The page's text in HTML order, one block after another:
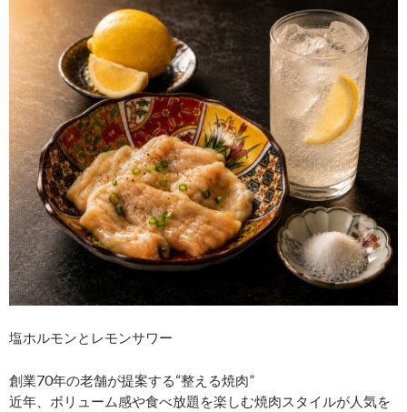
塩ホルモンとレモンサワー
創業70年の老舗が提案する“整える焼肉”
近年、ボリューム感や食べ放題を楽しむ焼肉スタイルが人気を